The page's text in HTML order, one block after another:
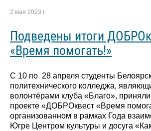
2 мая 2023 г.
Подведены итоги
«Время помогать!»
С 10 по 28 апреля студенты
политехнического колледжа,
волонтёрами клуба «Благо», приняли
проекте «ДОБРОквест «Время
организованном в рамках Года
Югре Центром культуры и досуга